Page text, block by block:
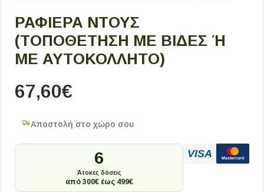
ΡΑΦΙΈΡΑ ΝΤΟΥΣ
(ΤΟΠΟΘΈΤΗΣΗ ΜΕ ΒΊΔΕΣ Ή Μ
Ε ΑΥΤΟΚΌΛΛΗΤΟ)
67,60€
Αποστολή στο χώρο σου
6
Άτοκες δόσεις
από 300€ έως 499€
VISA Mastercard